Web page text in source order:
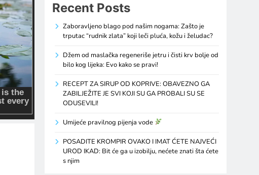
Recent Posts
Zaboravljeno blago pod našim nogama: Zašto je
trputac “rudnik zlata” koji leči pluća, kožu i želudac?
Džem od maslačka regeneriše jetru i čisti krv bolje od
bilo kog lijeka: Evo kako se pravi!
RECEPT ZA SIRUP OD KOPRIVE: OBAVEZNO GA
ZABILJEŽITE JE SVI KOJI SU GA PROBALI SU SE
ODUSEVILI!
Umijeće pravilnog pijenja vode
POSADITE KROMPIR OVAKO I IMAT ĆETE NAJVEĆI
UROD IKAD: Bit će ga u izobilju, nećete znati šta ćete
s njim